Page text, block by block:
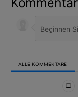
ALLE KOMMENTARE